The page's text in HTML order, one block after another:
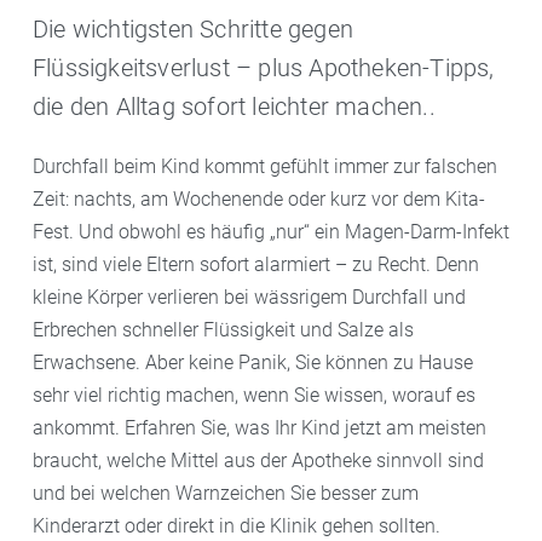
Die wichtigsten Schritte gegen
Flüssigkeitsverlust – plus Apotheken-Tipps,
die den Alltag sofort leichter machen..
Durchfall beim Kind kommt gefühlt immer zur falschen
Zeit: nachts, am Wochenende oder kurz vor dem Kita-
Fest. Und obwohl es häufig „nur“ ein Magen-Darm-Infekt
ist, sind viele Eltern sofort alarmiert – zu Recht. Denn
kleine Körper verlieren bei wässrigem Durchfall und
Erbrechen schneller Flüssigkeit und Salze als
Erwachsene. Aber keine Panik, Sie können zu Hause
sehr viel richtig machen, wenn Sie wissen, worauf es
ankommt. Erfahren Sie, was Ihr Kind jetzt am meisten
braucht, welche Mittel aus der Apotheke sinnvoll sind
und bei welchen Warnzeichen Sie besser zum
Kinderarzt oder direkt in die Klinik gehen sollten.